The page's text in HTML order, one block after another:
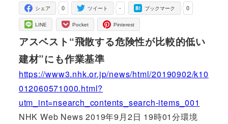
0
シェア -
ツイート 0
ブックマーク
LINE Pocket Pinterest
アスベスト“飛散する危険性が比較的低い
建材”にも作業基準
https://www3.nhk.or.jp/news/html/20190902/k10
012060571000.html?
utm_int=nsearch_contents_search-items_001
NHK Web News 2019年9月2日 19時01分環境